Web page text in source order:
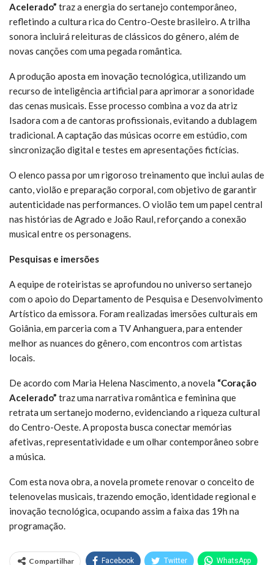
Acelerado” traz a energia do sertanejo contemporâneo,
refletindo a cultura rica do Centro-Oeste brasileiro. A trilha
sonora incluirá releituras de clássicos do gênero, além de
novas canções com uma pegada romântica.
A produção aposta em inovação tecnológica, utilizando um
recurso de inteligência artificial para aprimorar a sonoridade
das cenas musicais. Esse processo combina a voz da atriz
Isadora com a de cantoras profissionais, evitando a dublagem
tradicional. A captação das músicas ocorre em estúdio, com
sincronização digital e testes em apresentações fictícias.
O elenco passa por um rigoroso treinamento que inclui aulas de
canto, violão e preparação corporal, com objetivo de garantir
autenticidade nas performances. O violão tem um papel central
nas histórias de Agrado e João Raul, reforçando a conexão
musical entre os personagens.
Pesquisas e imersões
A equipe de roteiristas se aprofundou no universo sertanejo
com o apoio do Departamento de Pesquisa e Desenvolvimento
Artístico da emissora. Foram realizadas imersões culturais em
Goiânia, em parceria com a TV Anhanguera, para entender
melhor as nuances do gênero, com encontros com artistas
locais.
De acordo com Maria Helena Nascimento, a novela “Coração
Acelerado” traz uma narrativa romântica e feminina que
retrata um sertanejo moderno, evidenciando a riqueza cultural
do Centro-Oeste. A proposta busca conectar memórias
afetivas, representatividade e um olhar contemporâneo sobre
a música.
Com esta nova obra, a novela promete renovar o conceito de
telenovelas musicais, trazendo emoção, identidade regional e
inovação tecnológica, ocupando assim a faixa das 19h na
programação.
Compartilhar Facebook Twitter WhatsApp